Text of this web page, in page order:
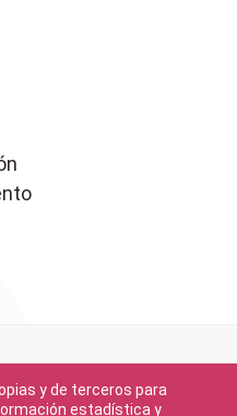
y de terceros para
estadística y